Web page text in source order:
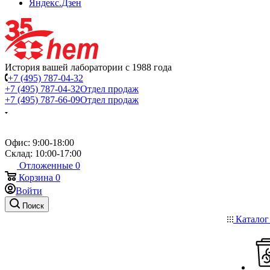
Яндекс.Дзен
История вашей лаборатории с 1988 года
+7 (495) 787-04-32
+7 (495) 787-04-32Отдел продаж
+7 (495) 787-66-09Отдел продаж
Офис: 9:00-18:00
Склад: 10:00-17:00
Отложенные 0
Корзина 0
Войти
Поиск